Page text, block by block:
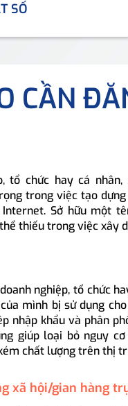
SỐ
CẦN
tổ chức hay cá
trong việc tạo
Sở hữu một
thiếu trong việc xây
nghiệp, tổ chức
mình bị sử dụng
nhập khẩu và phân
giúp loại bỏ nguy
chất lượng trên thị
xã hội/gian hàng